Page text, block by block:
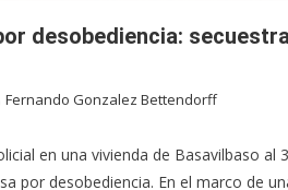
desobediencia:
Fernando Gonzalez Bettendorff
en una vivienda de Basavilbaso
por desobediencia. En el marco de